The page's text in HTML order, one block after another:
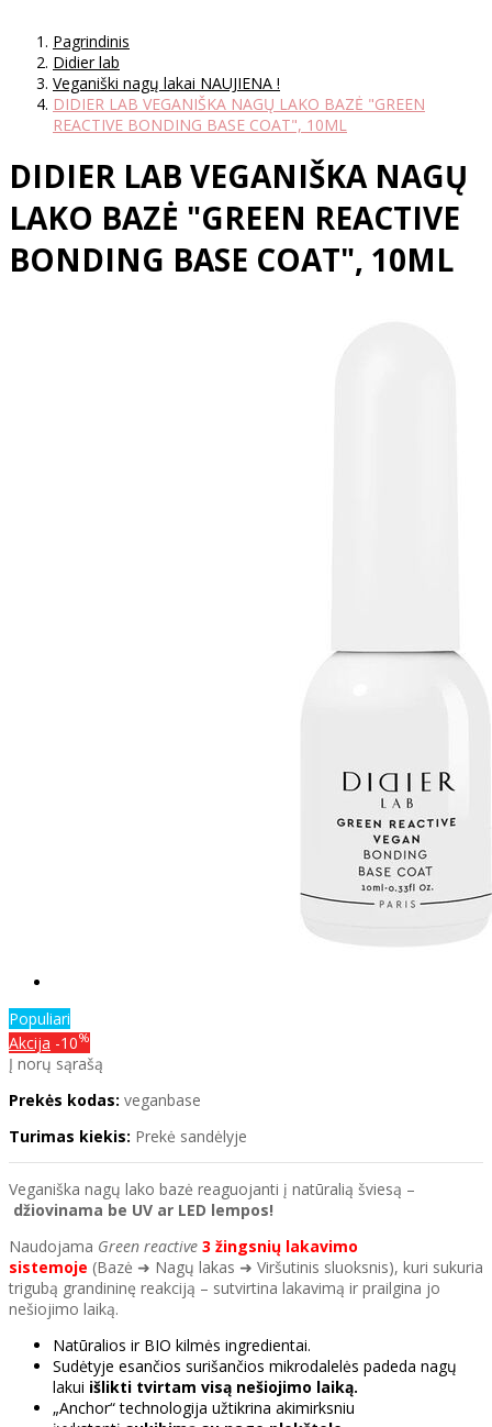
Pagrindinis
Didier lab
Veganiški nagų lakai NAUJIENA !
DIDIER LAB VEGANIŠKA NAGŲ LAKO BAZĖ "GREEN
REACTIVE BONDING BASE COAT", 10ML
DIDIER LAB VEGANIŠKA NAGŲ
LAKO BAZĖ "GREEN REACTIVE
BONDING BASE COAT", 10ML
Populiari
Akcija -10%
Į norų sąrašą
Prekės kodas: veganbase
Turimas kiekis: Prekė sandėlyje
Veganiška nagų lako bazė reaguojanti į natūralią šviesą –
džiovinama be UV ar LED lempos!
Naudojama Green reactive 3 žingsnių lakavimo
sistemoje (Bazė ➜ Nagų lakas ➜ Viršutinis sluoksnis), kuri sukuria
trigubą grandininę reakciją – sutvirtina lakavimą ir prailgina jo
nešiojimo laiką.
Natūralios ir BIO kilmės ingredientai.
Sudėtyje esančios surišančios mikrodalelės padeda nagų
lakui išlikti tvirtam visą nešiojimo laiką.
„Anchor“ technologija užtikrina akimirksniu